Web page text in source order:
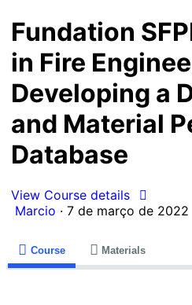
Fundation
in Fire
Developing a
and Material
Database
View Course details
Marcio · 7 de março de 2022
Course Materials